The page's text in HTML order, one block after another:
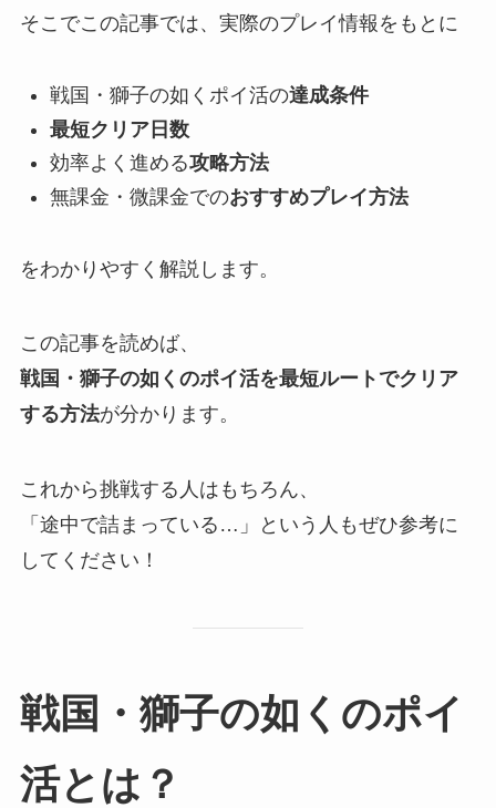
そこでこの記事では、実際のプレイ情報をもとに
戦国・獅子の如くポイ活の達成条件
最短クリア日数
効率よく進める攻略方法
無課金・微課金でのおすすめプレイ方法
をわかりやすく解説します。
この記事を読めば、
戦国・獅子の如くのポイ活を最短ルートでクリア
する方法が分かります。
これから挑戦する人はもちろん、
「途中で詰まっている…」という人もぜひ参考に
してください！
戦国・獅子の如くのポイ
活とは？